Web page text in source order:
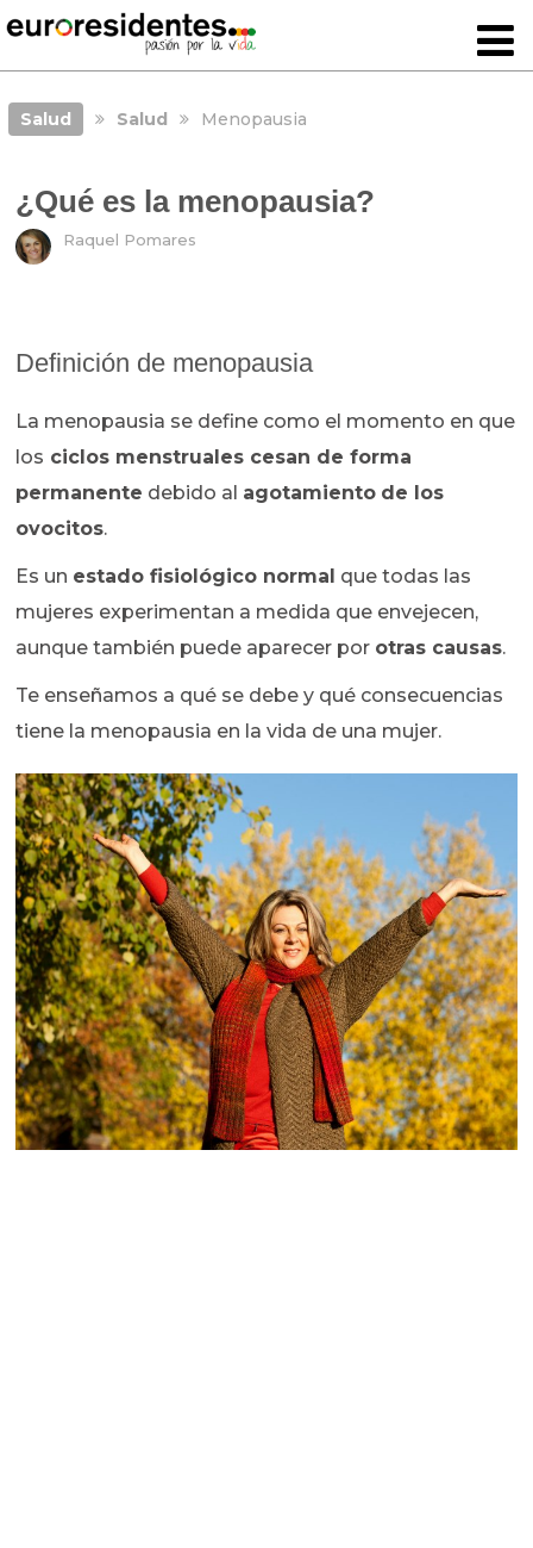
Salud Salud Menopausia
¿Qué es la menopausia?
Raquel Pomares
Definición de menopausia
La menopausia se define como el momento en que
los ciclos menstruales cesan de forma
permanente debido al agotamiento de los
ovocitos.
Es un estado fisiológico normal que todas las
mujeres experimentan a medida que envejecen,
aunque también puede aparecer por otras causas.
Te enseñamos a qué se debe y qué consecuencias
tiene la menopausia en la vida de una mujer.